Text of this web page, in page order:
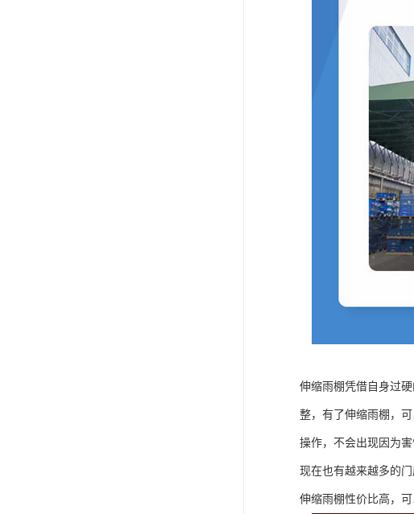
伸缩雨棚凭借自身过
整，有了伸缩雨棚，
操作，不会出现因为害
现在也有越来越多的
伸缩雨棚性价比高，